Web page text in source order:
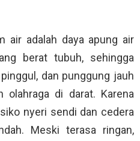
air adalah daya apung air
berat tubuh, sehingga
dan punggung jauh
olahraga di darat. Karena
nyeri sendi dan cedera
Meski terasa ringan,